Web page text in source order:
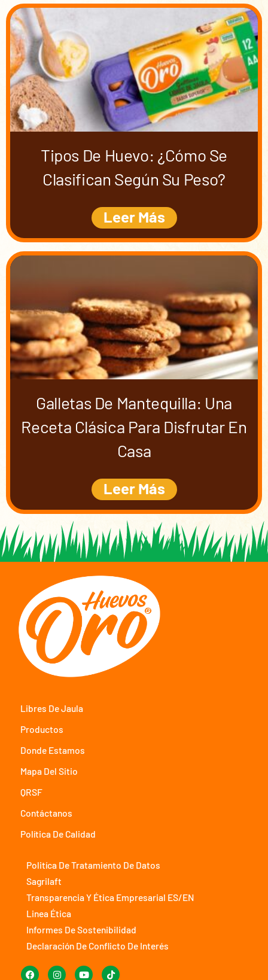
Tipos De Huevo: ¿cómo Se
Clasifican Según Su Peso?
Leer Más
Galletas De Mantequilla: Una
Receta Clásica Para Disfrutar En
Casa
Leer Más
Libres De Jaula
Productos
Donde Estamos
Mapa Del Sitio
QRSF
Contáctanos
Política De Calidad
Politíca De Tratamiento De Datos
Sagrilaft
Transparencia Y Ética Empresarial ES/EN
Linea Ética
Informes De Sostenibilidad
Declaración De Conflicto De Interés